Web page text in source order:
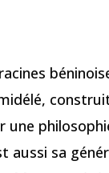
aussi sa